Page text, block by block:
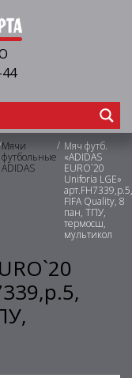
Мячи
футбольные
ADIDAS
/ Мяч футб.
«ADIDAS
EURO`20
Uniforia LGE»
арт.FH7339,р.5,
FIFA Quality, 8
пан, ТПУ,
термосш,
мультикол